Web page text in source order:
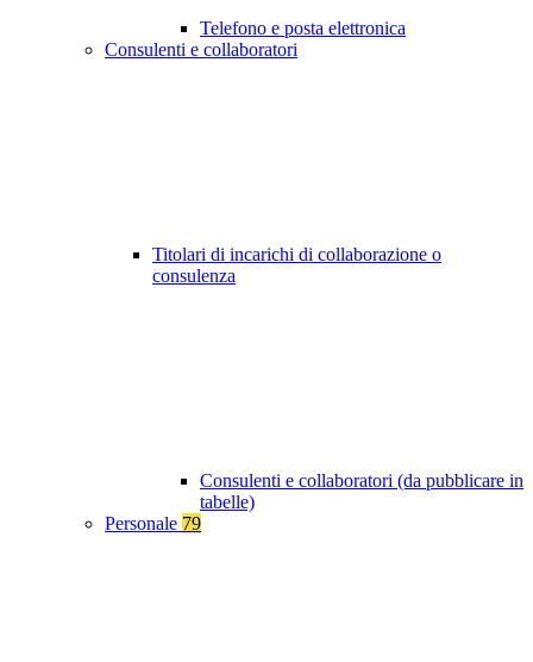
Telefono e posta elettronica
Consulenti e collaboratori
Titolari di incarichi di collaborazione o
consulenza
Consulenti e collaboratori (da pubblicare in
tabelle)
Personale 79